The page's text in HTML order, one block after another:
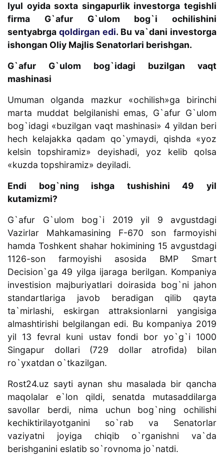
Iyul oyida soxta singapurlik investorga tegishli
firma G`afur G`ulom bog`i ochilishini
sentyabrga qoldirgan edi. Bu va`dani investorga
ishongan Oliy Majlis Senatorlari berishgan.
G`afur G`ulom bog`idagi buzilgan vaqt
mashinasi
Umuman olganda mazkur «ochilish»ga birinchi
marta muddat belgilanishi emas, G`afur G`ulom
bog`idagi «buzilgan vaqt mashinasi» 4 yildan beri
hech kelajakka qadam qo`ymaydi, qishda «yoz
kelsin topshiramiz» deyishadi, yoz kelib qolsa
«kuzda topshiramiz» deyiladi.
Endi bog`ning ishga tushishini 49 yil
kutamizmi?
G`afur G`ulom bog`i 2019 yil 9 avgustdagi
Vazirlar Mahkamasining F-670 son farmoyishi
hamda Toshkent shahar hokimining 15 avgustdagi
1126-son farmoyishi asosida BMP Smart
Decision`ga 49 yilga ijaraga berilgan. Kompaniya
investision majburiyatlari doirasida bog`ni jahon
standartlariga javob beradigan qilib qayta
ta`mirlashi, eskirgan attraksionlarni yangisiga
almashtirishi belgilangan edi. Bu kompaniya 2019
yil 13 fevral kuni ustav fondi bor yo`g`i 1000
Singapur dollari (729 dollar atrofida) bilan
ro`yxatdan o`tkazilgan.
Rost24.uz sayti aynan shu masalada bir qancha
maqolalar e`lon qildi, senatda mutasaddilarga
savollar berdi, nima uchun bog`ning ochilishi
kechiktirilayotganini so`rab va Senatorlar
vaziyatni joyiga chiqib o`rganishni va`da
berishganini eslatib so`rovnoma jo`natdi.